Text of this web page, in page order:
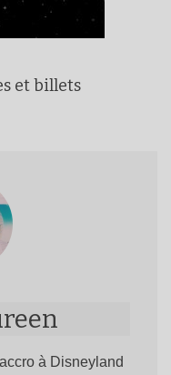
et billets
à Disneyland